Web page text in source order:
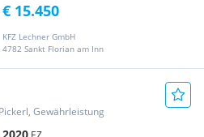
KFZ Lechner GmbH
4782 Sankt Florian am Inn
€ 15.450
Gewährleistung